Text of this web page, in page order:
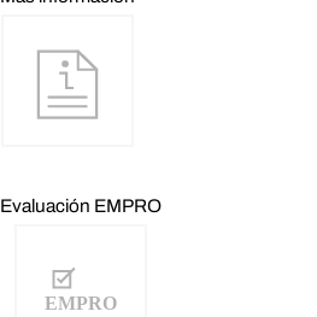
Evaluación EMPRO